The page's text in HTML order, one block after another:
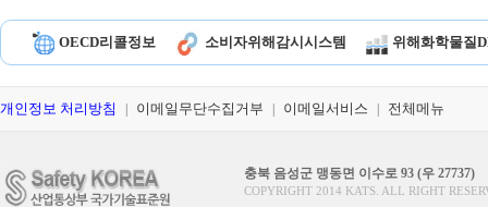
OECD리콜정보 소비자위해감시시스템 위해화학물질
개인정보 처리방침 이메일무단수집거부 이메일서비스 전체메뉴
충북 음성군 맹동면 이수로 93 (우 27737)
COPYRIGHT 2014 KATS. ALL RIGHT